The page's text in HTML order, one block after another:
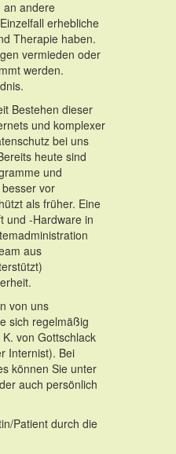
an andere
erhebliche
Therapie haben.
vermieden oder
werden.
Bestehen dieser
und komplexer
bei uns
heute sind
und
vor
als früher. Eine
und -Hardware in
aus
von uns
sich regelmäßig
von Gottschlack
Internist). Bei
können Sie unter
auch persönlich
Patient durch die